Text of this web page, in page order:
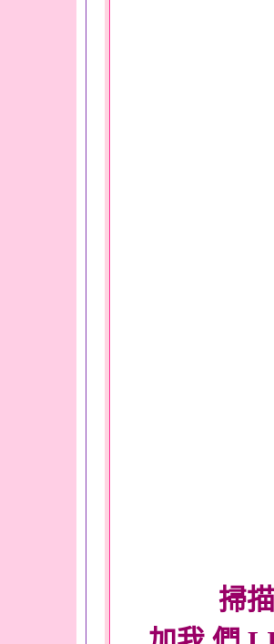
掃